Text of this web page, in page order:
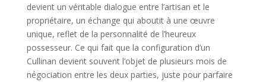
devient un véritable dialogue entre l’artisan et le
propriétaire, un échange qui aboutit à une œuvre
unique, reflet de la personnalité de l’heureux
possesseur. Ce qui fait que la configuration d’un
Cullinan devient souvent l’objet de plusieurs mois de
négociation entre les deux parties, juste pour parfaire